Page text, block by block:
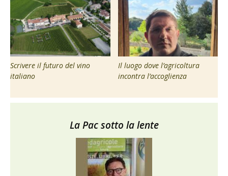
Scrivere il futuro del vino
italiano
Il luogo dove l’agricoltura
incontra l’accoglienza
La Pac sotto la lente